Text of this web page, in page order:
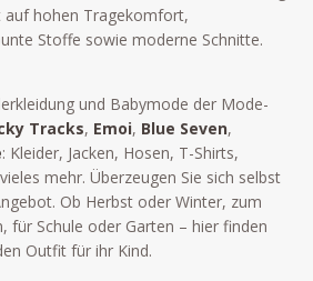
hohen Tragekomfort,
Stoffe sowie moderne Schnitte.
und Babymode der Mode-
Tracks, Emoi, Blue Seven,
: Kleider, Jacken, Hosen, T-Shirts,
mehr. Überzeugen Sie sich selbst
Ob Herbst oder Winter, zum
für Schule oder Garten – hier finden
Outfit für ihr Kind.